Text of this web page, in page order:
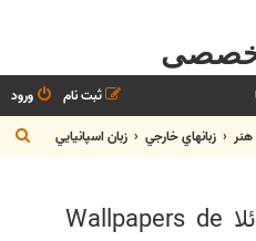
ورود
ثبت نام
زبانهاي خارجي زبان اسپانيايي
س
تصاوير زيبا از کشور ونزوئلا Wallpapers de